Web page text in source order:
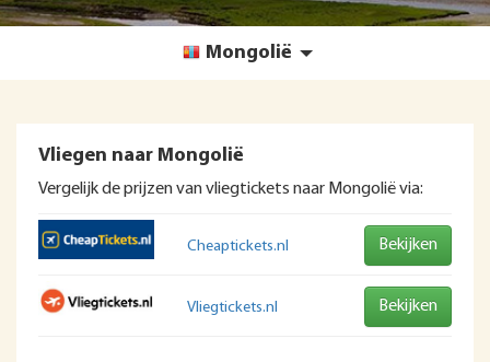
Mongolië
Vliegen naar Mongolië
Vergelijk de prijzen van vliegtickets naar Mongolië via:
Cheaptickets.nl Bekijken
Vliegtickets.nl Bekijken